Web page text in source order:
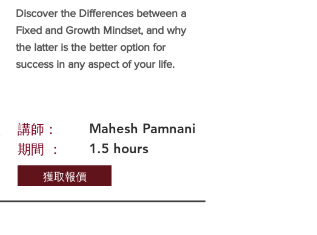
Discover the Differences between a
Fixed and Growth Mindset, and why
the latter is the better option for
success in any aspect of your life.
講師：
Mahesh Pamnani
期間 ：
1.5 hours
獲取報價